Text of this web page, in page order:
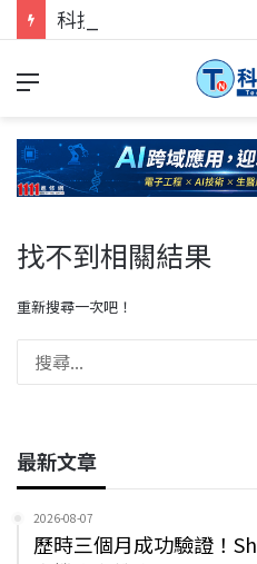
找不到相關結果
重新搜尋一次吧！
最新文章
2026-08-07
歷時三個月成功驗證！